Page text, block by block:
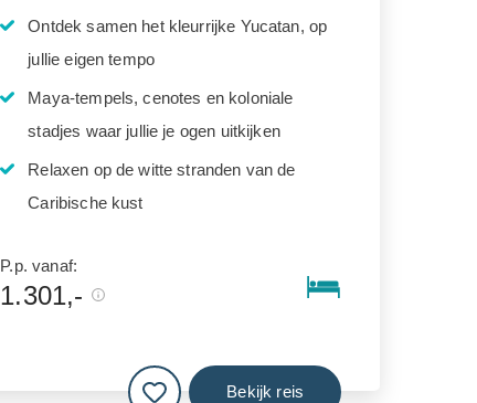
Ontdek samen het kleurrijke Yucatan, op
jullie eigen tempo
Maya-tempels, cenotes en koloniale
stadjes waar jullie je ogen uitkijken
Relaxen op de witte stranden van de
Caribische kust
P.p. vanaf:
1.301,-
Bekijk reis